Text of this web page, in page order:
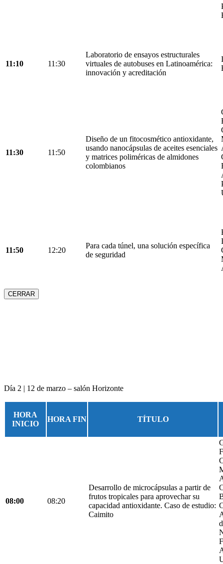
11:10 11:30
Laboratorio de ensayos estructurales
virtuales de autobuses en Latinoamérica:
innovación y acreditación
11:30 11:50
Diseño de un fitocosmético antioxidante,
usando nanocápsulas de aceites esenciales
y matrices poliméricas de almidones
colombianos
11:50 12:20
Para cada túnel, una solución específica
de seguridad
CERRAR
Día 2 | 12 de marzo – salón Horizonte
HORA
INICIO
HORA FIN TÍTULO
08:00 08:20
Desarrollo de microcápsulas a partir de
frutos tropicales para aprovechar su
capacidad antioxidante. Caso de estudio:
Caimito